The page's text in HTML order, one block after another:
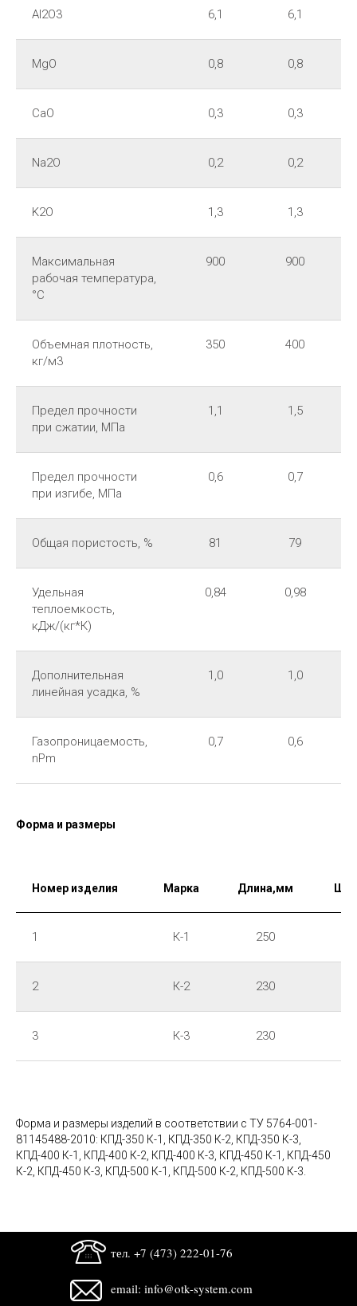
Al2O3 6,1 6,1
MgO 0,8 0,8
CaO 0,3 0,3
Na2O 0,2 0,2
K2O 1,3 1,3
Максимальная
рабочая температура,
°C
900 900
Объемная плотность,
кг/м3
350 400
Предел прочности
при сжатии, МПа
1,1 1,5
Предел прочности
при изгибе, МПа
0,6 0,7
Общая пористость, % 81 79
Удельная
теплоемкость,
кДж/(кг*К)
0,84 0,98
Дополнительная
линейная усадка, %
1,0 1,0
Газопроницаемость,
nPm
0,7 0,6
Форма и размеры
Номер изделия Марка Длина,мм
1 К-1 250
2 К-2 230
3 К-3 230
Форма и размеры изделий в соответствии с ТУ 5764-001-
81145488-2010: КПД-350 К-1, КПД-350 К-2, КПД-350 К-3,
КПД-400 К-1, КПД-400 К-2, КПД-400 К-3, КПД-450 К-1, КПД-450
К-2, КПД-450 К-3, КПД-500 К-1, КПД-500 К-2, КПД-500 К-3.
тел. +7 (473) 222-01-76
email: info@otk-system.com